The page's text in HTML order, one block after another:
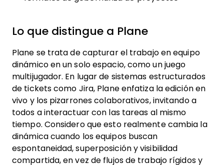
Lo que distingue a Plane
Plane se trata de capturar el trabajo en equipo
dinámico en un solo espacio, como un juego
multijugador. En lugar de sistemas estructurados
de tickets como Jira, Plane enfatiza la edición en
vivo y los pizarrones colaborativos, invitando a
todos a interactuar con las tareas al mismo
tiempo. Considero que esto realmente cambia la
dinámica cuando los equipos buscan
espontaneidad, superposición y visibilidad
compartida, en vez de flujos de trabajo rígidos y